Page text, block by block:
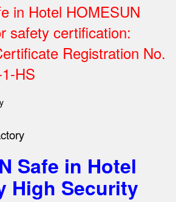
in Hotel HOMESUN
safety certification:
Registration No.
HS
Safe in Hotel
High Security